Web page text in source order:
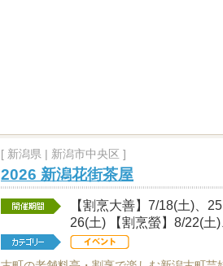
[ 新潟県 | 新潟市中央区 ]
2026 新潟花街茶屋
【割烹大善】7/18(土)、
26(土) 【割烹螢】8/22(土